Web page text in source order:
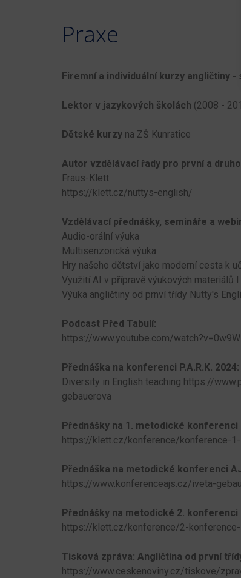
Praxe
Firemní a individuální kurzy angličtiny -
Lektor v jazykových školách (2008 -
Dětské kurzy na ZŠ Kunratice
Autor vzdělávací řady pro první a
Fraus-Klett:
https://klett.cz/nuttys-english/
Vzdělávací přednášky, semináře a
Audio-orální výuka
Multisenzorická výuka
Hry našeho dětství jako moderní cesta k
Využití AI v přípravě výukových materiálů
Výuka angličtiny od prnví třídy Nutty's
Podcast Před Tabulí:
https://www.youtube.com/
Přednáška na konferenci P.A.R.K. 2024:
Diversity in English teaching https://
gebauerova
Přednášky na 1. metodické
https://klett.cz/konference/konference-
Přednáška na metodické konferenci
https://www.konferenceajs.cz/iveta-
Přednášky na metodické 2. konferenci
https://klett.cz/konference/2-
Tisková zpráva: Angličtina od první
https://www.ceskenoviny.cz/tiskove/